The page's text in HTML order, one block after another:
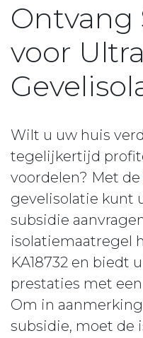
Ontvang
voor
Wilt u uw huis
tegelijkertijd
voordelen? Met de
gevelisolatie kunt
subsidie
isolatiemaatregel
KA18732 en biedt
prestaties met
Om in
subsidie, moet de